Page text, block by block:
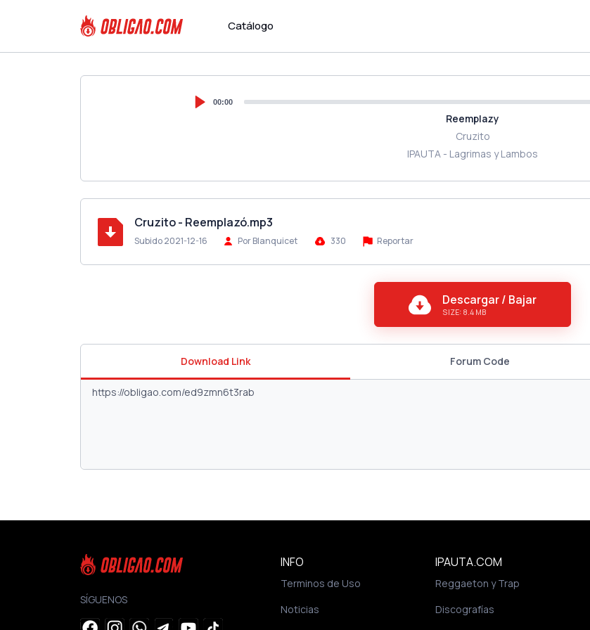
Catálogo
00:00
Reemplazу
Cruzito
IPAUTA - Lagrimas y Lambos
Cruzito - Reemplazó.mp3
Subido 2021-12-16 Por Blanquicet 330 Reportar
Descargar / Bajar
SIZE: 8.4 MB
Download Link Forum Code
SÍGUENOS
INFO
Terminos de Uso
Noticias
IPAUTA.COM
Reggaeton y Trap
Discografías